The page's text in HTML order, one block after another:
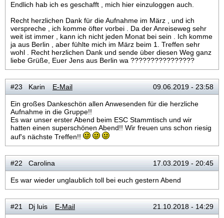
Endlich hab ich es geschafft , mich hier einzuloggen auch.
Recht herzlichen Dank für die Aufnahme im März , und ich
verspreche , ich komme öfter vorbei . Da der Anreiseweg sehr
weit ist immer , kann ich nicht jeden Monat bei sein . Ich komme
ja aus Berlin , aber fühlte mich im März beim 1. Treffen sehr
wohl . Recht herzlichen Dank und sende über diesen Weg ganz
liebe Grüße, Euer Jens aus Berlin wa ????????????????
#23 Karin E-Mail 09.06.2019 - 23:58
Ein großes Dankeschön allen Anwesenden für die herzliche
Aufnahme in die Gruppe!!
Es war unser erster Abend beim ESC Stammtisch und wir
hatten einen superschönen Abend!! Wir freuen uns schon riesig
auf's nächste Treffen!!
#22 Carolina 17.03.2019 - 20:45
Es war wieder unglaublich toll bei euch gestern Abend
#21 Dj luis E-Mail 21.10.2018 - 14:29